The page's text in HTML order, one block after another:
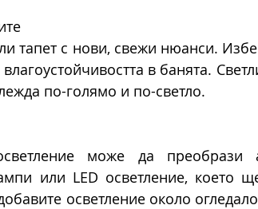
тапет с нови, свежи нюанси.
в банята.
по-голямо и по-светло.
може да преобрази
или LED осветление, което
осветление около